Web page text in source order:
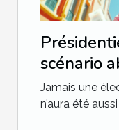
scénario
Jamais une
n’aura été